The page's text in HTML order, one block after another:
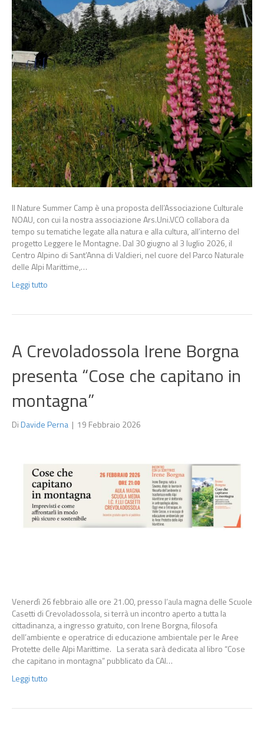
Il Nature Summer Camp è una proposta dell’Associazione Culturale
NOAU, con cui la nostra associazione Ars.Uni.VCO collabora da
tempo su tematiche legate alla natura e alla cultura, all’interno del
progetto Leggere le Montagne. Dal 30 giugno al 3 luglio 2026, il
Centro Alpino di Sant’Anna di Valdieri, nel cuore del Parco Naturale
delle Alpi Marittime,…
Leggi tutto
A Crevoladossola Irene Borgna
presenta “Cose che capitano in
montagna”
DiDavide Perna | 19 Febbraio 2026
Venerdì 26 febbraio alle ore 21.00, presso l’aula magna delle Scuole
Casetti di Crevoladossola, si terrà un incontro aperto a tutta la
cittadinanza, a ingresso gratuito, con Irene Borgna, filosofa
dell’ambiente e operatrice di educazione ambientale per le Aree
Protette delle Alpi Marittime. La serata sarà dedicata al libro “Cose
che capitano in montagna” pubblicato da CAI…
Leggi tutto